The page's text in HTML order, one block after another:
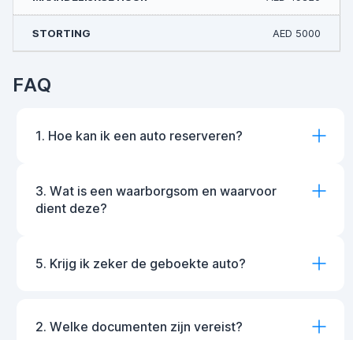
AED 5000
FAQ
1. Hoe kan ik een auto reserveren?
3. Wat is een waarborgsom en waarvoor
dient deze?
5. Krijg ik zeker de geboekte auto?
2. Welke documenten zijn vereist?